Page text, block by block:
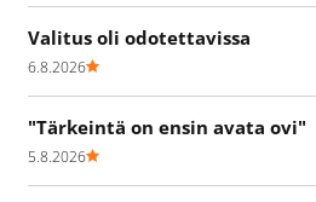
Valitus oli odotettavissa
6.8.2026
"Tärkeintä on ensin avata ovi"
5.8.2026